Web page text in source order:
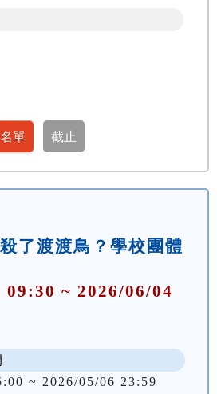
了渡渡鳥？學校團體
09:30 ~ 2026/06/04
~ 2026/05/06 23:59